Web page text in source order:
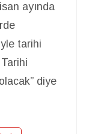
ayında
tarihi
diye